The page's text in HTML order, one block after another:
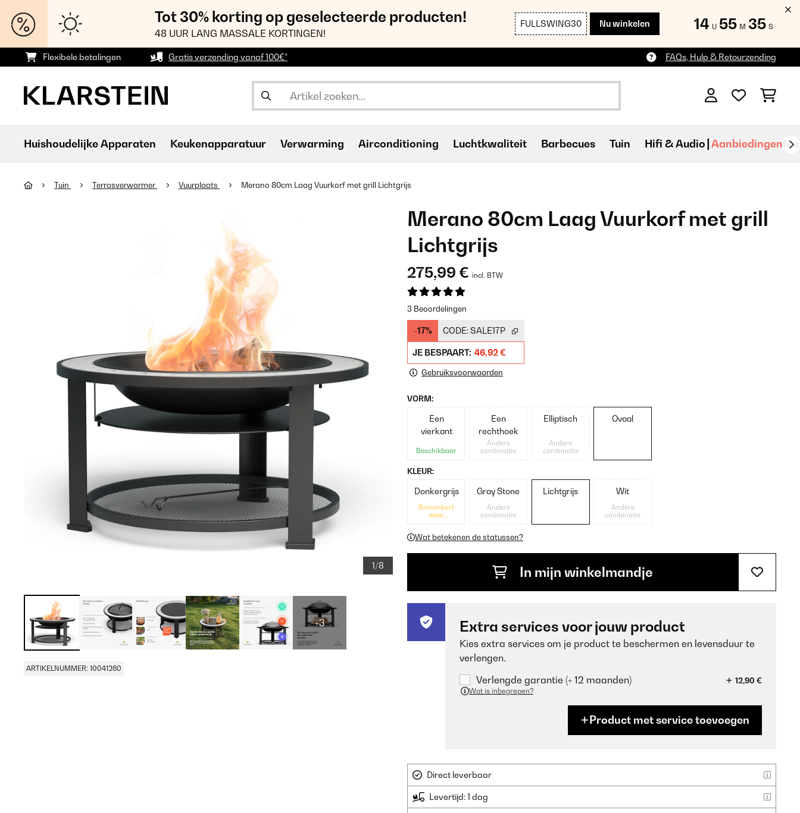
Tot 30% korting op geselecteerde producten!
48 UUR LANG MASSALE KORTINGEN!
FULLSWING30 Nu winkelen 14 U 55 M 34 S
Flexibele betalingen Gratis verzending vanaf 100€* FAQs, Hulp & Retourzending
Huishoudelijke Apparaten Keukenapparatuur Verwarming Airconditioning Luchtkwaliteit Barbecues Tuin Hifi & Audio Aanbiedingen
Tuin Terrasverwarmer Vuurplaats Merano 80cm Laag Vuurkorf met grill Lichtgrijs
1/8
+3
ARTIKELNUMMER: 10041260
Merano 80cm Laag Vuurkorf met grill
Lichtgrijs
275,99 € incl. BTW
3 Beoordelingen
-17% CODE:SALE17P
JE BESPAART: 46,92 €
Gebruiksvoorwaarden
VORM:
Een
vierkant
Beschikbaar
Een
rechthoek
Andere
combinatie
Elliptisch
Andere
combinatie
Ovaal
KLEUR:
Donkergrijs
Binnenkort
weer
Gray Stone
Andere
combinatie
Lichtgrijs Wit
Andere
combinatie
Wat betekenen de statussen?
In mijn winkelmandje
Extra services voor jouw product
Kies extra services om je product te beschermen en levensduur te
verlengen.
Verlengde garantie (+ 12 maanden)
12,90 €
Wat is inbegrepen?
Product met service toevoegen
Direct leverbaar
Levertijd: 1 dag